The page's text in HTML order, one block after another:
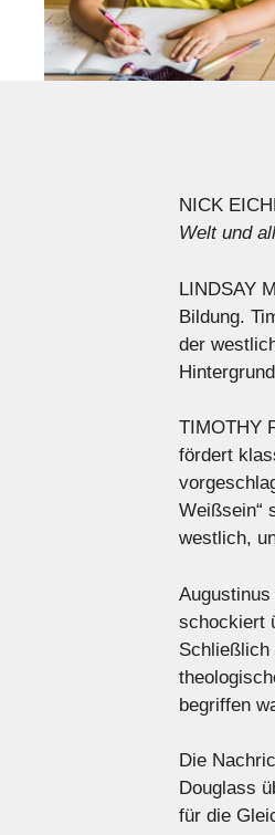
NICK
Welt und
LINDSAY
Bildung.
der
TIMOTHY
fördert
Weißsein“
westlich,
schockiert
Schließlich
begriffen
Die
Douglass
für die